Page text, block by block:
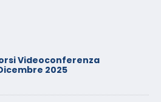
Videoconferenza
2025